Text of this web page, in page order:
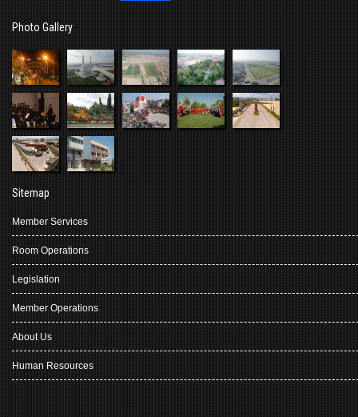
Photo Gallery
Sitemap
Member Services
Room Operations
Legislation
Member Operations
About Us
Human Resources